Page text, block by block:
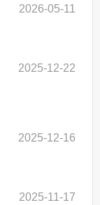
2026-05-11
2025-12-22
2025-12-16
2025-11-17